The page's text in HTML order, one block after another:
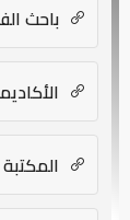
باحث